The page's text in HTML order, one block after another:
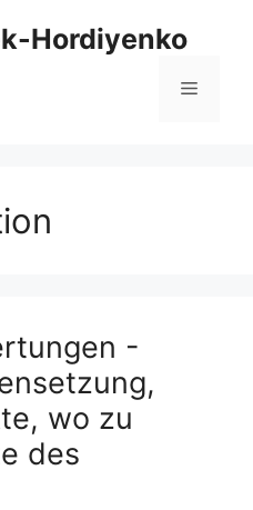
Hordiyenko
Menü
-
wo zu
des